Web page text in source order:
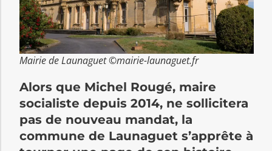
Mairie de Launaguet ©mairie-launaguet.fr
Alors que Michel Rougé, maire
socialiste depuis 2014, ne sollicitera
pas de nouveau mandat, la
commune de Launaguet s’apprête à